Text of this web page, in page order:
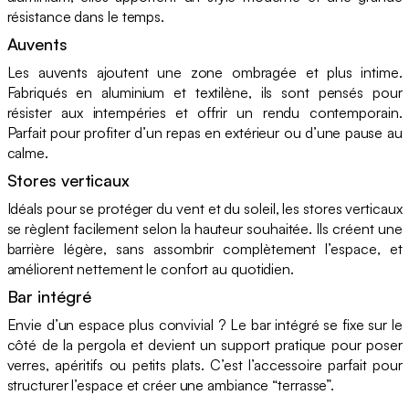
résistance dans le temps.
Auvents
Les auvents ajoutent une zone ombragée et plus intime.
Fabriqués en aluminium et textilène, ils sont pensés pour
résister aux intempéries et offrir un rendu contemporain.
Parfait pour profiter d’un repas en extérieur ou d’une pause au
calme.
Stores verticaux
Idéals pour se protéger du vent et du soleil, les stores verticaux
se règlent facilement selon la hauteur souhaitée. Ils créent une
barrière légère, sans assombrir complètement l’espace, et
améliorent nettement le confort au quotidien.
Bar intégré
Envie d’un espace plus convivial ? Le bar intégré se fixe sur le
côté de la pergola et devient un support pratique pour poser
verres, apéritifs ou petits plats. C’est l’accessoire parfait pour
structurer l’espace et créer une ambiance “terrasse”.